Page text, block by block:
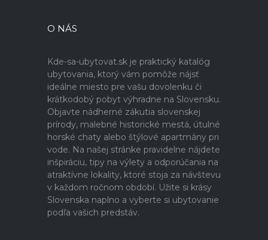
O NÁS
Kde-sa-ubytovat.sk je praktický katalóg
ubytovania, ktorý vám pomôže nájsť
ideálne miesto pre vašu dovolenku či
krátkodobý pobyt výhradne na Slovensku.
Objavte nádherné zákutia slovenskej
prírody, malebné historické mestá, útulné
horské chaty alebo štýlové apartmány pri
vode. Na našej stránke pravidelne nájdete
inšpiráciu, tipy na výlety a odporúčania na
atraktívne lokality, ktoré stoja za návštevu
v každom ročnom období. Užite si krásy
Slovenska naplno a vyberte si ubytovanie
podľa vašich predstáv.